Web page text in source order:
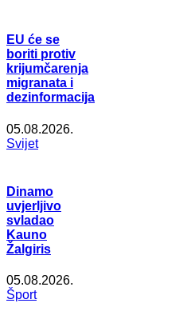
EU će se
boriti protiv
krijumčarenja
migranata i
dezinformacija
05.08.2026.
Svijet
Dinamo
uvjerljivo
svladao
Kauno
Žalgiris
05.08.2026.
Šport